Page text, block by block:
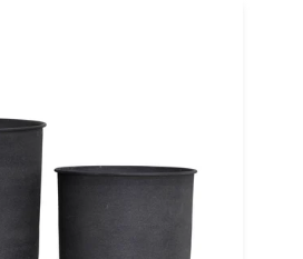
Vig grau House
Doctor
€159,90